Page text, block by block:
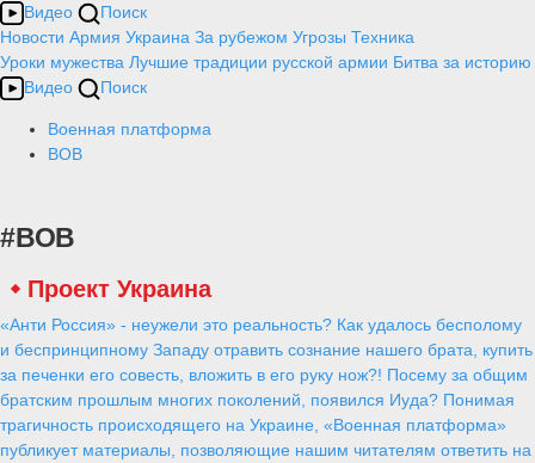
Видео
Поиск
Новости Армия Украина За рубежом Угрозы Техника
Уроки мужества Лучшие традиции русской армии Битва за историю
Видео
Поиск
Военная платформа
ВОВ
#ВОВ
Проект Украина
«Анти Россия» - неужели это реальность? Как удалось бесполому
и беспринципному Западу отравить сознание нашего брата, купить
за печенки его совесть, вложить в его руку нож?! Посему за общим
братским прошлым многих поколений, появился Иуда? Понимая
трагичность происходящего на Украине, «Военная платформа»
публикует материалы, позволяющие нашим читателям ответить на